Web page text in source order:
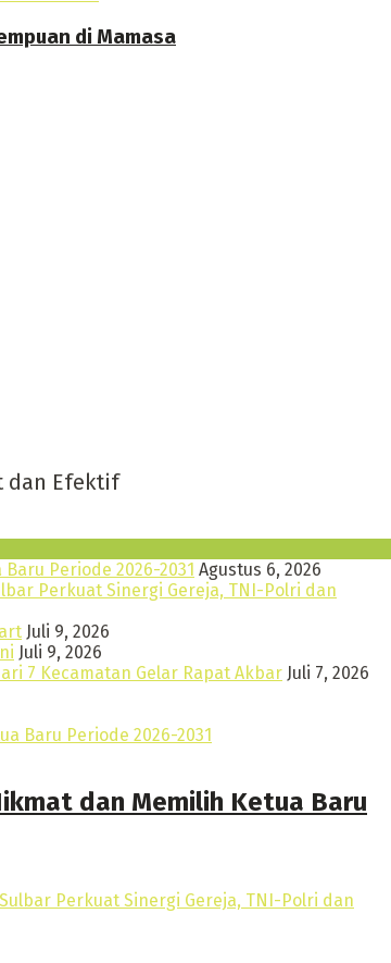
di Mamasa
Periode 2026-2031 Agustus 6, 2026
Perkuat Sinergi Gereja, TNI-Polri dan
Juli 9, 2026
Juli 9, 2026
7 Kecamatan Gelar Rapat Akbar Juli 7, 2026
dan Memilih Ketua Baru